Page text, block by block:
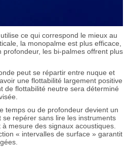
utilise ce qui correspond le mieux au
la monopalme est plus efficace,
profondeur, les bi-palmes offrent plus
peut se répartir entre nuque et
une flottabilité largement positive
de flottabilité neutre sera déterminé
temps ou de profondeur devient un
se repérer sans lire les instruments
mesure des signaux acoustiques.
« intervalles de surface » garantit